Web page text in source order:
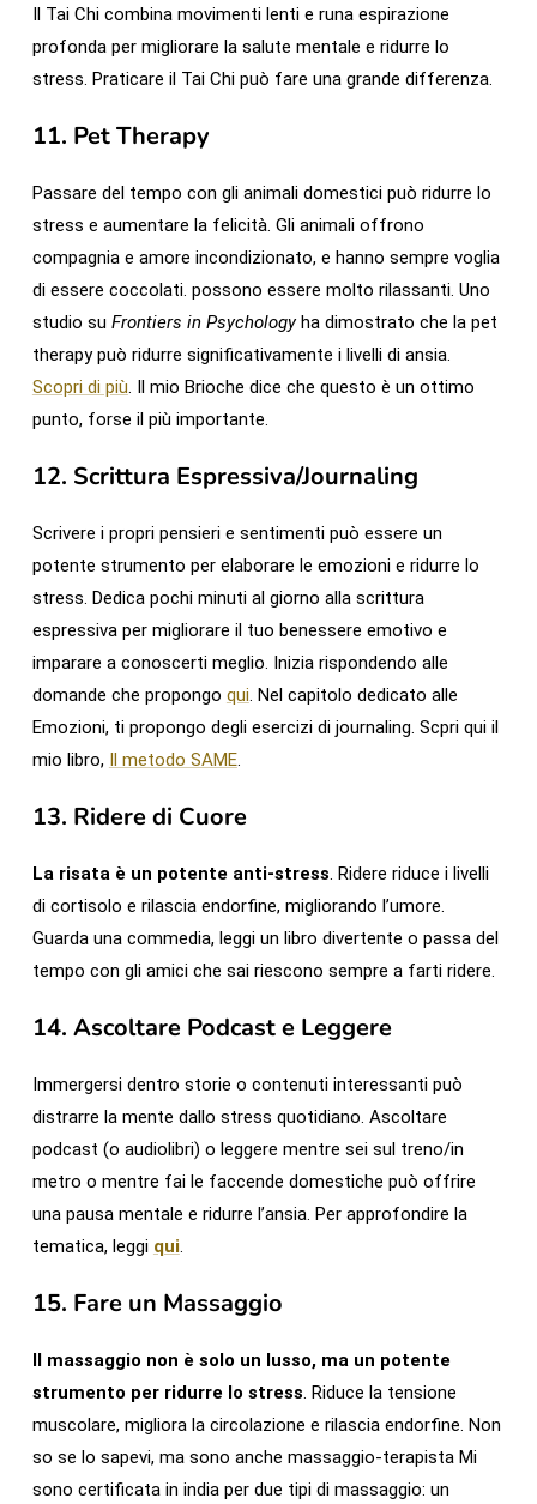
Il Tai Chi combina movimenti lenti e runa espirazione
profonda per migliorare la salute mentale e ridurre lo
stress. Praticare il Tai Chi può fare una grande differenza.
11. Pet Therapy
Passare del tempo con gli animali domestici può ridurre lo
stress e aumentare la felicità. Gli animali offrono
compagnia e amore incondizionato, e hanno sempre voglia
di essere coccolati. possono essere molto rilassanti. Uno
studio su Frontiers in Psychologyha dimostrato che la pet
therapy può ridurre significativamente i livelli di ansia.
Scopri di più. Il mio Brioche dice che questo è un ottimo
punto, forse il più importante.
12. Scrittura Espressiva/Journaling
Scrivere i propri pensieri e sentimenti può essere un
potente strumento per elaborare le emozioni e ridurre lo
stress. Dedica pochi minuti al giorno alla scrittura
espressiva per migliorare il tuo benessere emotivo e
imparare a conoscerti meglio. Inizia rispondendo alle
domande che propongo qui. Nel capitolo dedicato alle
Emozioni, ti propongo degli esercizi di journaling. Scpri qui il
mio libro, Il metodo SAME.
13. Ridere di Cuore
La risata è un potente anti-stress. Ridere riduce i livelli
di cortisolo e rilascia endorfine, migliorando l’umore.
Guarda una commedia, leggi un libro divertente o passa del
tempo con gli amici che sai riescono sempre a farti ridere.
14. Ascoltare Podcast e Leggere
Immergersi dentro storie o contenuti interessanti può
distrarre la mente dallo stress quotidiano. Ascoltare
podcast (o audiolibri) o leggere mentre sei sul treno/in
metro o mentre fai le faccende domestiche può offrire
una pausa mentale e ridurre l’ansia. Per approfondire la
tematica, leggi qui.
15. Fare un Massaggio
Il massaggio non è solo un lusso, ma un potente
strumento per ridurre lo stress. Riduce la tensione
muscolare, migliora la circolazione e rilascia endorfine. Non
so se lo sapevi, ma sono anche massaggio-terapista Mi
sono certificata in india per due tipi di massaggio: un